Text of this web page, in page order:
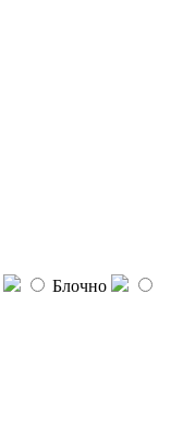
Блочно